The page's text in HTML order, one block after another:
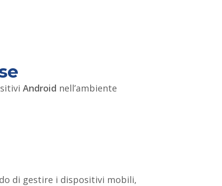
Android nell’ambiente
di gestire i dispositivi mobili,